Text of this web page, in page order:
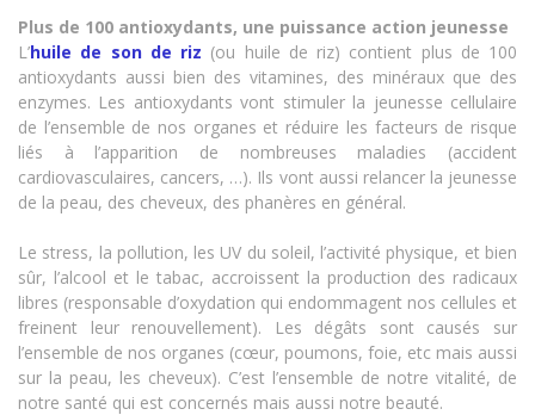
Plus de 100 antioxydants, une puissance action jeunesse
L’huile de son de riz (ou huile de riz) contient plus de 100
antioxydants aussi bien des vitamines, des minéraux que des
enzymes. Les antioxydants vont stimuler la jeunesse cellulaire
de l’ensemble de nos organes et réduire les facteurs de risque
liés à l’apparition de nombreuses maladies (accident
cardiovasculaires, cancers, …). Ils vont aussi relancer la jeunesse
de la peau, des cheveux, des phanères en général.
Le stress, la pollution, les UV du soleil, l’activité physique, et bien
sûr, l’alcool et le tabac, accroissent la production des radicaux
libres (responsable d’oxydation qui endommagent nos cellules et
freinent leur renouvellement). Les dégâts sont causés sur
l’ensemble de nos organes (cœur, poumons, foie, etc mais aussi
sur la peau, les cheveux). C’est l’ensemble de notre vitalité, de
notre santé qui est concernés mais aussi notre beauté.